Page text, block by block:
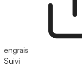
engrais
Suivi